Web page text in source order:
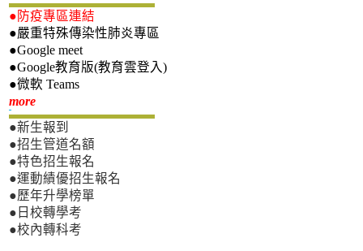
●防疫專區連結
●嚴重特殊傳染性肺炎專區
●Google meet
●Google教育版(教育雲登入)
●微軟 Teams
more新生專區
●新生報到
●招生管道名額
●特色招生報名
●運動績優招生報名
●歷年升學榜單
●日校轉學考
●校內轉科考